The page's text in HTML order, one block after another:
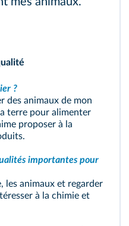
?
des animaux de mon
terre pour alimenter
proposer à la
importantes pour
les animaux et regarder
à la chimie et